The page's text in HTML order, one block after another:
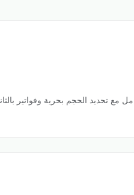
مع تحديد الحجم بحرية وفواتير